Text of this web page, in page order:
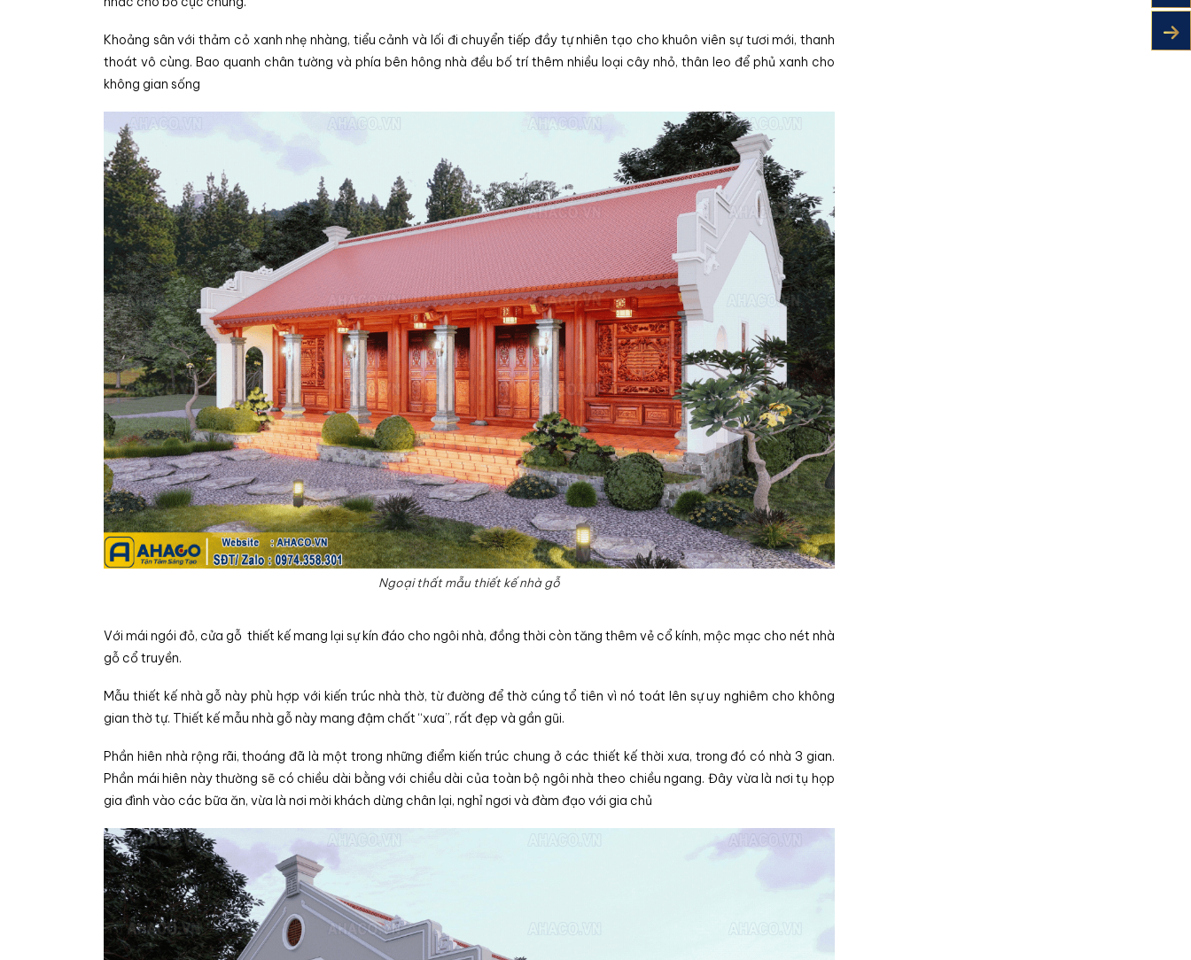
Khoảng sân với thảm cỏ xanh nhẹ nhàng, tiểu cảnh và lối đi chuyển tiếp đầy tự nhiên tạo cho khuôn viên sự tươi mới, thanh
thoát vô cùng. Bao quanh chân tường và phía bên hông nhà đều bố trí thêm nhiều loại cây nhỏ, thân leo để phủ xanh cho
không gian sống
Ngoại thất mẫu thiết kế nhà gỗ
Với mái ngói đỏ, cửa gỗ thiết kế mang lại sự kín đáo cho ngôi nhà, đồng thời còn tăng thêm vẻ cổ kính, mộc mạc cho nét nhà
gỗ cổ truyền.
Mẫu thiết kế nhà gỗ này phù hợp với kiến trúc nhà thờ, từ đường để thờ cúng tổ tiên vì nó toát lên sự uy nghiêm cho không
gian thờ tự. Thiết kế mẫu nhà gỗ này mang đậm chất “xưa”, rất đẹp và gần gũi.
Phần hiên nhà rộng rãi, thoáng đã là một trong những điểm kiến trúc chung ở các thiết kế thời xưa, trong đó có nhà 3 gian.
Phần mái hiên này thường sẽ có chiều dài bằng với chiều dài của toàn bộ ngôi nhà theo chiều ngang. Đây vừa là nơi tụ họp
gia đình vào các bữa ăn, vừa là nơi mời khách dừng chân lại, nghỉ ngơi và đàm đạo với gia chủ